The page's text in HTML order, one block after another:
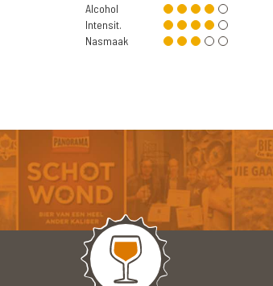
Alcohol
Intensit.
Nasmaak